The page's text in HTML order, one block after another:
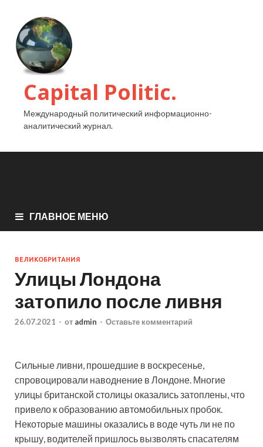
Capital Politic.
Международный политический информационно-
аналитический журнал.
ГЛАВНОЕ МЕНЮ
ВЕЛИКОБРИТАНИЯ
Улицы Лондона
затопило после ливня
26.07.2021 - от admin - Оставьте комментарий
Сильные ливни, прошедшие в воскресенье,
спровоцировали наводнение в Лондоне. Многие
улицы британской столицы оказались затоплены, что
привело к образованию автомобильных пробок.
Некоторые машины оказались в воде чуть ли не по
крышу, водителей пришлось вызволятьспасателям